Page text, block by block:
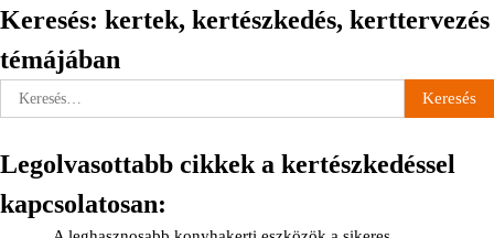
Keresés: kertek, kertészkedés, kerttervezés
témájában
Keresés:
Legolvasottabb cikkek a kertészkedéssel
kapcsolatosan: